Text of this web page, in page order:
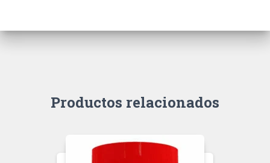
Productos relacionados